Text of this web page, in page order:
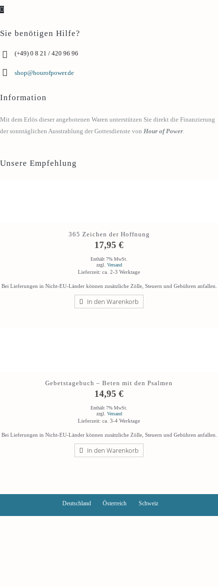
Sie benötigen Hilfe?
(+49) 0 8 21 / 420 96 96
shop@hourofpower.de
Information
Mit dem Erlös dieser angebotenen Waren unterstützen Sie direkt die Finanzierung
der sonntäglichen Ausstrahlung der Gottesdienste von Hour of Power
Unsere Empfehlung
365 Zeichen der Hoffnung
17,95 €
Enthält 7% MwSt.
zzgl. Versand
Lieferzeit: ca. 2-3 Werktage
Bei Lieferungen in Nicht-EU-Länder können zusätzliche Zölle, Steuern und Gebühren anfallen.
In den Warenkorb
Gebetstagebuch – Beten mit den Psalmen
14,95 €
Enthält 7% MwSt.
zzgl. Versand
Lieferzeit: ca. 3-4 Werktage
Bei Lieferungen in Nicht-EU-Länder können zusätzliche Zölle, Steuern und Gebühren anfallen.
In den Warenkorb
Deutschland Österreich Schweiz